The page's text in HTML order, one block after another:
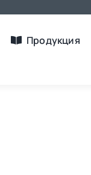
Продукция